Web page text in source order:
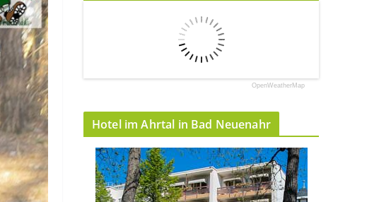
OpenWeatherMap
Hotel im Ahrtal in Bad Neuenahr